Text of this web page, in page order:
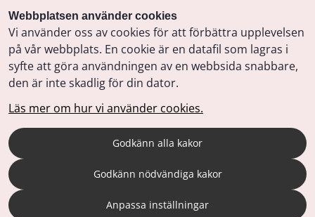
Webbplatsen använder cookies
Vi använder oss av cookies för att förbättra upplevelsen
på vår webbplats. En cookie är en datafil som lagras i
syfte att göra användningen av en webbsida snabbare,
den är inte skadlig för din dator.
Läs mer om hur vi använder cookies.
Godkänn alla kakor
Godkänn nödvändiga kakor
Anpassa inställningar